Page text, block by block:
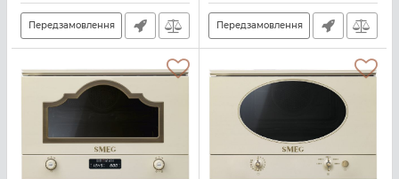
Передзамовлення Передзамовлення